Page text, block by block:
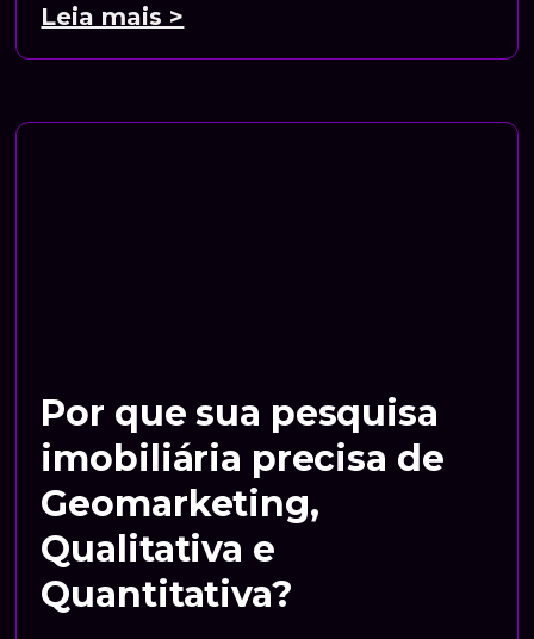
Leia mais >
Por que sua pesquisa
imobiliária precisa de
Geomarketing,
Qualitativa e
Quantitativa?